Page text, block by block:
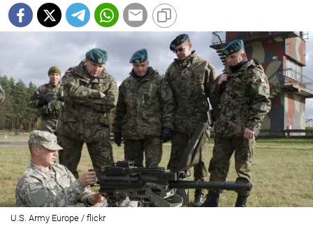
U.S. Army Europe / flickr